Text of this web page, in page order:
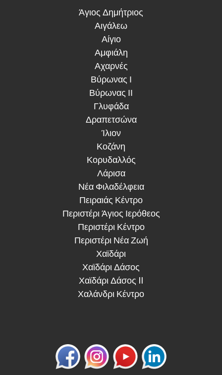
Άγιος Δημήτριος
Αιγάλεω
Αίγιο
Αμφιάλη
Αχαρνές
Βύρωνας Ι
Βύρωνας ΙΙ
Γλυφάδα
Δραπετσώνα
Ίλιον
Κοζάνη
Κορυδαλλός
Λάρισα
Νέα Φιλαδέλφεια
Πειραιάς Κέντρο
Περιστέρι Άγιος Ιερόθεος
Περιστέρι Κέντρο
Περιστέρι Νέα Ζωή
Χαϊδάρι
Χαϊδάρι Δάσος
Χαϊδάρι Δάσος II
Χαλάνδρι Κέντρο